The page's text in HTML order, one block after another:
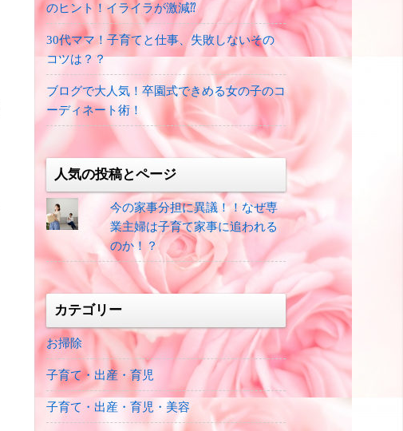
のヒント！イライラが激減⁇
30代ママ！子育てと仕事、失敗しないその
コツは？？
ブログで大人気！卒園式できめる女の子のコ
ーディネート術！
人気の投稿とページ
今の家事分担に異議！！なぜ専
業主婦は子育て家事に追われる
のか！？
カテゴリー
お掃除
子育て・出産・育児
子育て・出産・育児・美容